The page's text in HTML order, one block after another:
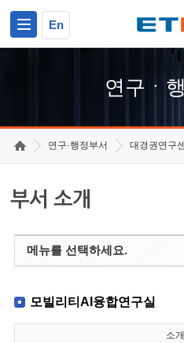
En
연구ㆍ
연구·행정부서 대경권연구
부서 소개
메뉴를 선택하세요.
모빌리티AI융합연구실
소개